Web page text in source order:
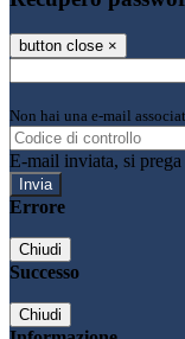
button close ×
Non hai una e-mail
E-mail inviata, si
Errore
Chiudi
Successo
Chiudi